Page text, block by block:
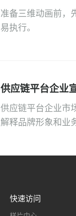
准备三维动画前，
易执行。
供应链平台企业
供应链平台企业市
解释品牌形象和业
快速访问